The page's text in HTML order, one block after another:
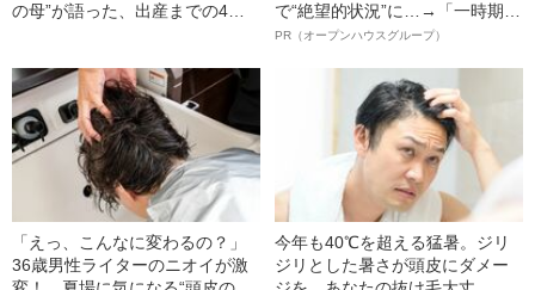
の母”が語った、出産までの4ヶ
で“絶望的状況”に…→「一時期は
納品3年待ち」のヒット商品を生
明かす、“逆転の戦術”
PR（オープンハウスグループ）
「えっ、こんなに変わるの？」
36歳男性ライターのニオイが激
今年も40℃を超える猛暑。ジリ
ジリとした暑さが頭皮にダメー